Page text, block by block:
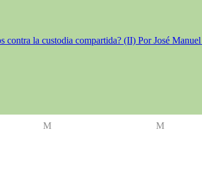
contra la custodia compartida? (II) Por José
M M